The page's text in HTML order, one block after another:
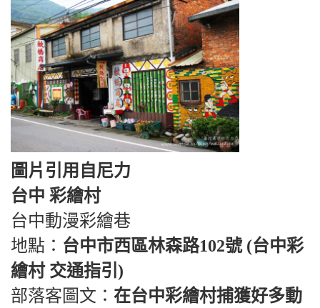
圖片引用自尼力
台中 彩繪村
台中動漫彩繪巷
地點： 台中市西區林森路102號 (台中彩
繪村 交通指引)
部落客圖文： 在台中彩繪村捕獲好多動